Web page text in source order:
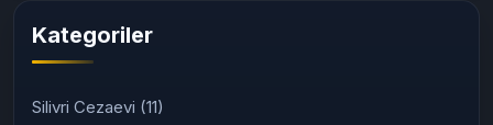
Kategoriler
Silivri Cezaevi (11)